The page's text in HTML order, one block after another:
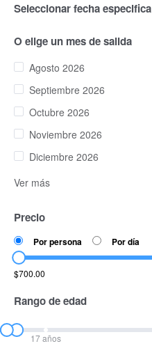
Seleccionar fecha especifica
O elige un mes de salida
Agosto 2026
Septiembre 2026
Octubre 2026
Noviembre 2026
Diciembre 2026
Ver más
Precio
Por persona Por día
$700.00
Rango de edad
17 años